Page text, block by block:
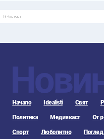
Реклама
Начало Idealisti Свят
Политика Медиякаст От
Спорт Любопитно